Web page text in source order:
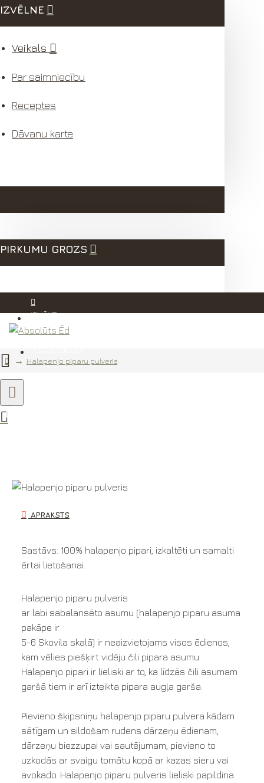
IZVĒLNE
Veikals
Par saimniecību
Receptes
Dāvanu karte
PIRKUMU GROZS
IENĀKT
Halapenjo piparu pulveris
pulveris
APRAKSTS
Sastāvs: 100% halapenjo pipari, izkaltēti un samalti
ērtai lietošanai.
Halapenjo piparu pulveris
ar labi sabalansēto asumu (halapenjo piparu asuma
pakāpe ir
5-6 Skovila skalā) ir neaizvietojams visos ēdienos,
kam vēlies piešķirt vidēju čili pipara asumu.
Halapenjo pipari ir lieliski ar to, ka līdzās čili asumam
garšā tiem ir arī izteikta pipara augļa garša.
Pievieno šķipsniņu halapenjo piparu pulvera kādam
sātīgam un sildošam rudens dārzeņu ēdienam,
dārzeņu biezzupai vai sautējumam, pievieno to
uzkodās ar svaigu tomātu kopā ar kazas sieru vai
avokado. Halapenjo piparu pulveris lieliski papildina